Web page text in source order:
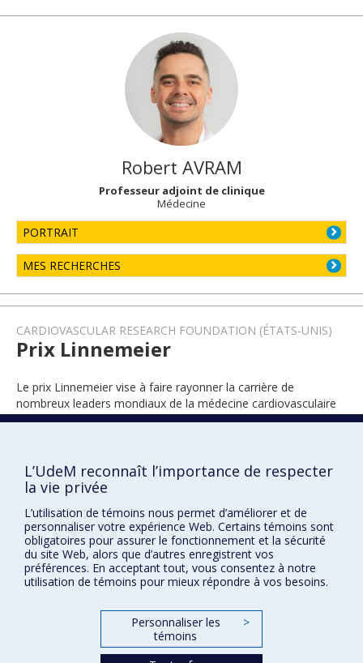
Robert AVRAM
Professeur adjoint de clinique
Médecine
PORTRAIT
MES RECHERCHES
CARDIOVASCULAR RESEARCH FOUNDATION (ÉTATS-UNIS)
Prix Linnemeier
Le prix Linnemeier vise à faire rayonner la carrière de
nombreux leaders mondiaux de la médecine cardiovasculaire
interventionnelle.
Prix et distinctions
L’UdeM reconnaît l’importance de respecter
la vie privée
L’utilisation de témoins nous permet d’améliorer et de
personnaliser votre expérience Web. Certains témoins sont
obligatoires pour assurer le fonctionnement et la sécurité
du site Web, alors que d’autres enregistrent vos
préférences. En acceptant tout, vous consentez à notre
utilisation de témoins pour mieux répondre à vos besoins.
Personnaliser les
témoins
>